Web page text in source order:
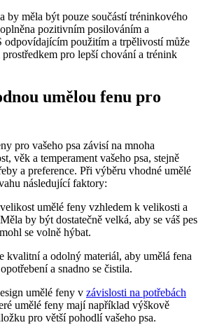
by měla být pouze součástí tréninkového
pozitivním posilováním a
odpovídajícím použitím a trpělivostí může
pro lepší chování a trénink
umělou fenu pro
pro vašeho psa závisí na mnoha
věk a temperament vašeho psa, stejně
a preference. Při výběru vhodné umělé
následující faktory:
umělé feny vzhledem k velikosti a
by být dostatečně velká, aby se váš pes
se volně hýbat.
kvalitní a odolný materiál, aby umělá fena
a snadno se čistila.
umělé feny v závislosti na potřebách
umělé feny mají například výškově
pro větší pohodlí vašeho psa.